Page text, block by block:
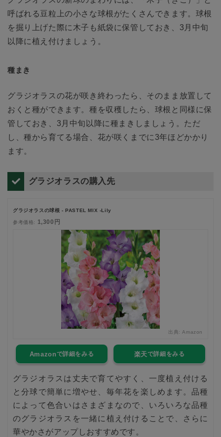
呼ばれる豆粒上の小さな球根がたくさんできます。球根
を掘り上げた際に木子も紙袋に保管しておき、3月中旬
以降に植え付けましょう。
種まき
グラジオラスの花が咲き終わったら、そのまま放置して
おくと種ができます。種を収穫したら、球根と同様に保
管しておき、3月中旬以降に種まきしましょう。ただ
し、種から育てる場合、花が咲くまでに3年ほどかかり
ます。
グラジオラスの購入先
グラジオラスの球根 - PASTEL MIX -Lily
参考価格: 1,300円
出典: Amazon
Amazon 楽天
グラジオラスは丈夫で育てやすく、一度植え付ける
と分球で簡単に増やせ、毎年花を楽しめます。品種
によって色合いはさまざまなので、いろいろな品種
のグラジオラスを一緒に植え付けることで、さらに
華やかさがアップしおすすめです。